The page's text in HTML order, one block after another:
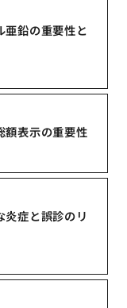
亜鉛の重要性と
額表示の重要性
症と誤診のリ